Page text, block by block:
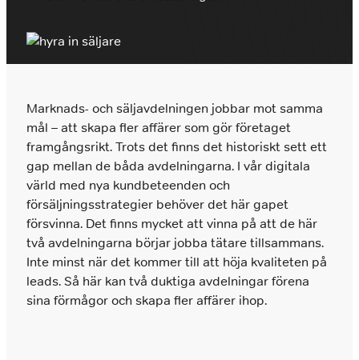
Hyr en Säljare
Vi hyr ut säljarna som tar er till nästa nivå.
Chefsrekrytering
Vi headhuntar nyckelpersoner på ledningsnivå
som skapar resultat.
Interimslösningar
Interim rekrytering inom försäljning och
Rekrytering
Marknadsföring
Hyr en Säljare
Tilläggstjänster
När ni behöver konsultation, second opinion,
tester eller utforma arbetsprov
Prissättning
Enkel och logisk prissättning baserat på den
kompetensnivå ni behöver rekrytera
Marknads- och säljavdelningen jobbar mot samma
mål – att skapa fler affärer som gör företaget
framgångsrikt. Trots det finns det historiskt sett ett
gap mellan de båda avdelningarna. I vår digitala
värld med nya kundbeteenden och
försäljningsstrategier behöver det här gapet
försvinna. Det finns mycket att vinna på att de här
två avdelningarna börjar jobba tätare tillsammans.
Inte minst när det kommer till att höja kvaliteten på
leads. Så här kan två duktiga avdelningar förena
sina förmågor och skapa fler affärer ihop.